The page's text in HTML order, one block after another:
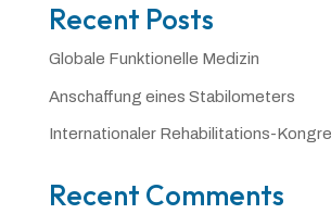
Recent Posts
Globale Funktionelle Medizin
Anschaffung eines Stabilometers
Internationaler Rehabilitations-
Recent Comments